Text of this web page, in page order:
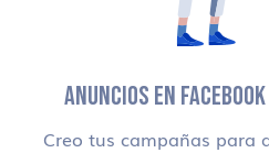
ANUNCIOS EN
Creo tus campañas para